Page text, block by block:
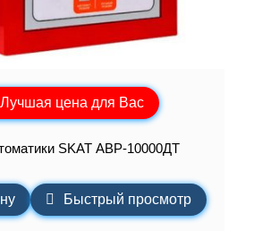
Лучшая цена для Вас
SKAT АВР-10000ДТ
Быстрый просмотр